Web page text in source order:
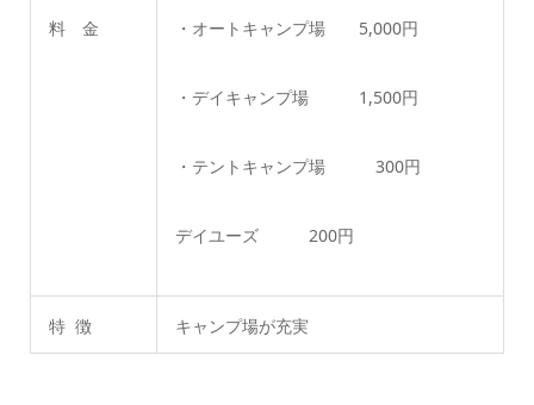
料 金 ・オートキャンプ場 5,000円
・デイキャンプ場 1,500円
・テントキャンプ場 300円
デイユーズ 200円
特 徴 キャンプ場が充実